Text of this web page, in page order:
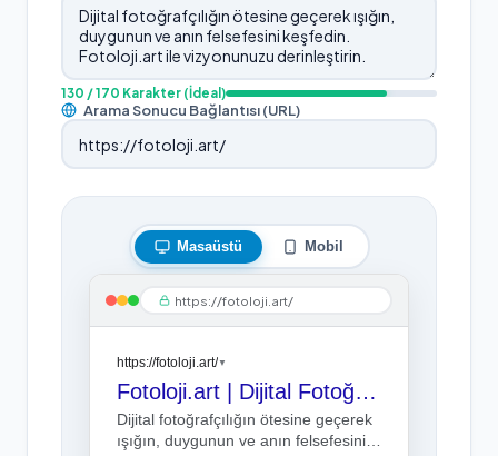
130 / 170 Karakter (İdeal)
Arama Sonucu Bağlantısı (URL)
Masaüstü Mobil
https://fotoloji.art/
https://fotoloji.art/ ▼
Fotoloji.art | Dijital Fotoğrafçılık Sanatı
Dijital fotoğrafçılığın ötesine geçerek
ışığın, duygunun ve anın felsefesini